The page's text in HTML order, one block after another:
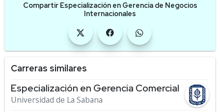
Compartir Especialización en Gerencia de Negocios
Internacionales
Carreras similares
Especialización en Gerencia Comercial
Universidad de La Sabana